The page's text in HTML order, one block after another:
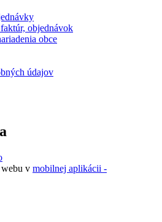
objednávok
obce
údajov
webu v mobilnej aplikácii -